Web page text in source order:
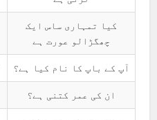
کیا تمہاری ساس ایک
چھگڑالو عورت ہے
آپ کے باپ کا نام کیا ہے؟
ان کی عمر کتنی ہے؟